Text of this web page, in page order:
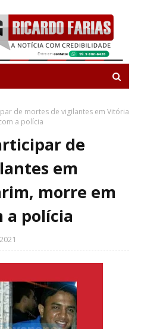
de mortes de vigilantes em Vitória
a polícia
de
em
morre em
a polícia